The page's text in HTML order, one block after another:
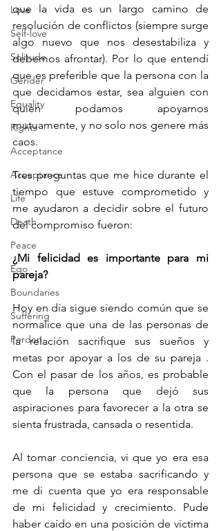
Love
Self-love
Solitude
Gender
Equality
Rights
Acceptance
Acceptance
Life
Death
Peace
Ego
Boundaries
Suffering
Perdon
que la vida es un largo camino de
resolución de conflictos (siempre surge
algo nuevo que nos desestabiliza y
debemos afrontar). Por lo que entendí
que es preferible que la persona con la
que decidamos estar, sea alguien con
quien podamos apoyarnos
mutuamente, y no solo nos genere más
caos.
Tres preguntas que me hice durante el
tiempo que estuve comprometido y
me ayudaron a decidir sobre el futuro
del compromiso fueron:
¿Mi felicidad es importante para mi
pareja?
Hoy en día sigue siendo común que se
normalice que una de las personas de
la relación sacrifique sus sueños y
metas por apoyar a los de su pareja .
Con el pasar de los años, es probable
que la persona que dejó sus
aspiraciones para favorecer a la otra se
sienta frustrada, cansada o resentida.
Al tomar conciencia, vi que yo era esa
persona que se estaba sacrificando y
me di cuenta que yo era responsable
de mi felicidad y crecimiento. Pude
haber caído en una posición de víctima